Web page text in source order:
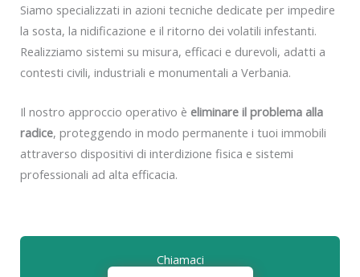
Siamo specializzati in azioni tecniche dedicate per impedire
la sosta, la nidificazione e il ritorno dei volatili infestanti.
Realizziamo sistemi su misura, efficaci e durevoli, adatti a
contesti civili, industriali e monumentali a Verbania.
Il nostro approccio operativo è eliminare il problema alla
radice, proteggendo in modo permanente i tuoi immobili
attraverso dispositivi di interdizione fisica e sistemi
professionali ad alta efficacia.
Chiamaci